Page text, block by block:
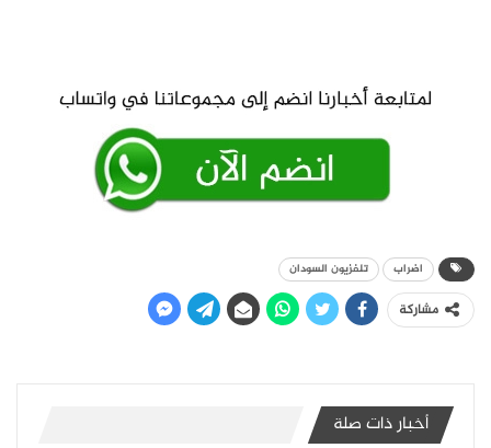
اضراب تلفزيون السودان
مشاركة
أخبار ذات صلة